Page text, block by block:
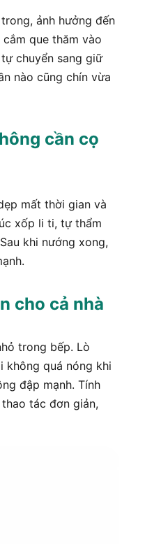
ảnh hưởng đến
que thăm vào
chuyển sang giữ
nào cũng chín vừa
cần cọ
mất thời gian và
xốp li ti, tự thẩm
khi nướng xong,
cho cả nhà
trong bếp. Lò
không quá nóng khi
đập mạnh. Tính
tác đơn giản,